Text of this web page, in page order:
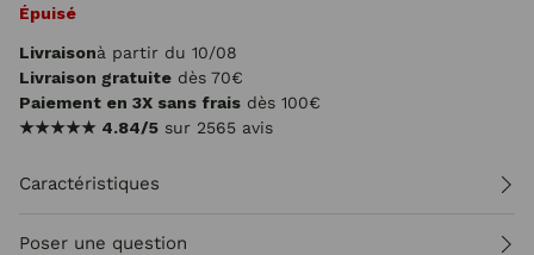
Épuisé
Livraisonà partir du 10/08
Livraison gratuite dès 70€
Paiement en 3X sans frais dès 100€
★★★★★ 4.84/5 sur 2565 avis
Caractéristiques
Poser une question